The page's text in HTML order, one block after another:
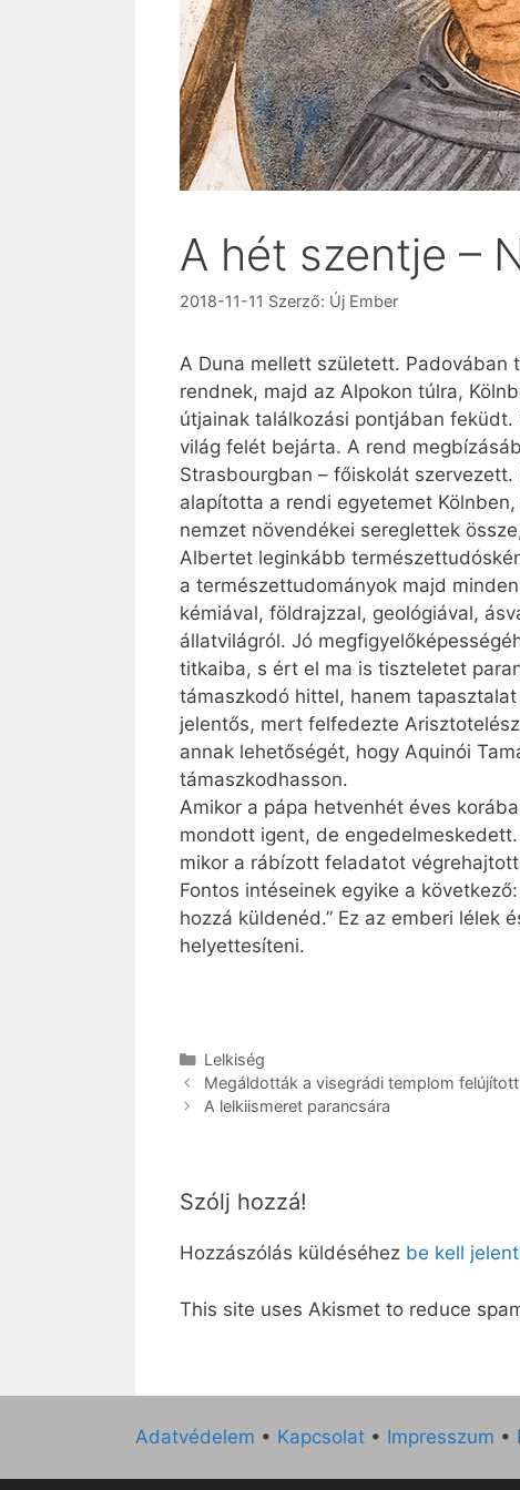
A hét szentje –
2018-11-11 Szerző: Új Ember
A Duna mellett született. Padovában
rendnek, majd az Alpokon túlra,
útjainak találkozási pontjában
világ felét bejárta. A rend
Strasbourgban – főiskolát
alapította a rendi egyetemet
nemzet növendékei sereglettek
Albertet leginkább
a természettudományok majd
kémiával, földrajzzal, geológiával,
állatvilágról. Jó
titkaiba, s ért el ma is tiszteletet
támaszkodó hittel, hanem
jelentős, mert felfedezte
annak lehetőségét, hogy Aqui­nói
támaszkodhasson.
Amikor a pápa hetvenhét éves
mondott igent, de
mikor a rábízott feladatot
Fontos intéseinek egyike a
hozzá küldenéd.” Ez az emberi lélek
helyettesíteni.
Kategória
Lelkiség
Megáldották a visegrádi templom
A lelkiismeret parancsára
Szólj hozzá!
Hozzászólás küldéséhez be kell
This site uses Akismet to reduce
Adatvédelem • Kapcsolat • Impresszum •